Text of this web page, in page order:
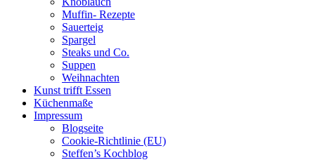
Muffin- Rezepte
Sauerteig
Spargel
Steaks und Co.
Suppen
Weihnachten
Kunst trifft Essen
Küchenmaße
Impressum
Blogseite
Cookie-Richtlinie (EU)
Steffen’s Kochblog